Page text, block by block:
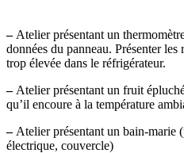
–Atelier présentant un
données du panneau. Présenter
trop élevée dans le réfrigérateur.
–Atelier présentant un fruit
qu’il encoure à la température
–Atelier présentant un bain-marie
électrique, couvercle)